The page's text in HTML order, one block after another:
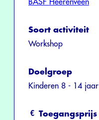
BASF Heerenveen
Soort activiteit
Workshop
Doelgroep
Kinderen 8 - 14 jaar
Toegangsprijs